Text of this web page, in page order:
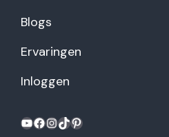
Blogs
Ervaringen
Inloggen